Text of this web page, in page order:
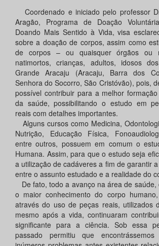
Coordenado e iniciado pelo professor
Aragão, Programa de Doação
Doando Mais Sentido à Vida, visa
sobre a doação de corpos, assim como
de corpos – ou quaisquer órgãos ou
natimortos, crianças, adultos, idosos
Grande Aracaju (Aracaju, Barra dos
Senhora do Socorro, São Cristóvão), pois,
possível contribuir para a melhor
da saúde, possibilitando o estudo em
reais com detalhes importantes.
Alguns cursos como Medicina,
Nutrição, Educação Física,
entre outros, possuem em comum o
Humana. Assim, para que o estudo seja
a utilização de cadáveres a fim de garantir
entre o assunto estudado e a realidade do
De fato, todo a avanço na área de saúde,
o maior conhecimento do corpo
através do uso de peças reais, utilizados
mesmo após a vida, continuaram
significante para a ciência. Sob essa
passado permitiu que